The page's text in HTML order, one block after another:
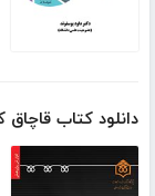
دانلود کتاب قاچاق